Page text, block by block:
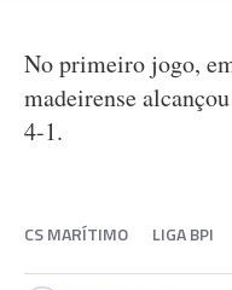
No primeiro jogo,
madeirense
4-1.
CS MARÍTIMO LIGA BPI